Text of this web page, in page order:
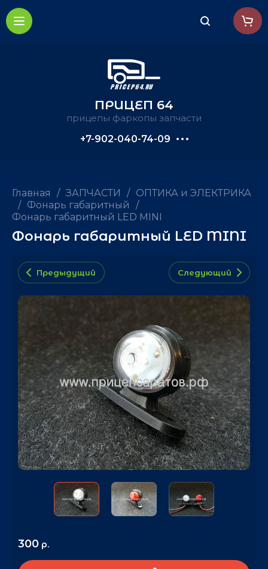
ПРИЦЕП 64
прицепы фаркопы запчасти
+7-902-040-74-09
Главная / ЗАПЧАСТИ / ОПТИКА и ЭЛЕКТРИКА
/ Фонарь габаритный
/
Фонарь габаритный LED MINI
Фонарь габаритный LED MINI
Предыдущий Следующий
300 р.